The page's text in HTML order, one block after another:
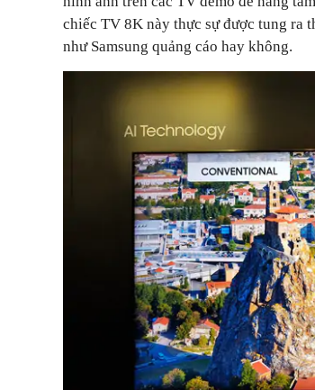
chiếc TV 8K này thực sự được tung ra
như Samsung quảng cáo hay không.